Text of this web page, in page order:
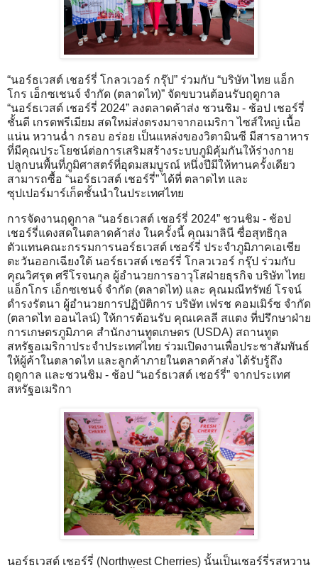
“นอร์ธเวสต์ เชอร์รี่ โกลวเวอร์ กรุ๊ป” ร่วมกับ “บริษัท ไทย แอ็ก
โกร เอ็กซเชนจ์ จำกัด (ตลาดไท)” จัดขบวนต้อนรับฤดูกาล
“นอร์ธเวสต์ เชอร์รี่ 2024” ลงตลาดค้าส่ง ชวนชิม - ช้อป เชอร์รี่
ชั้นดี เกรดพรีเมียม สดใหม่ส่งตรงมาจากอเมริกา ไซส์ใหญ่ เนื้อ
แน่น หวานฉ่ำ กรอบ อร่อย เป็นแหล่งของวิตามินซี มีสารอาหาร
ที่มีคุณประโยชน์ต่อการเสริมสร้างระบบภูมิคุ้มกันให้ร่างกาย
ปลูกบนพื้นที่ภูมิศาสตร์ที่อุดมสมบูรณ์ หนึ่งปีมีให้ทานครั้งเดียว
สามารถซื้อ “นอร์ธเวสต์ เชอร์รี่” ได้ที่ ตลาดไท และ
ซุปเปอร์มาร์เก็ตชั้นนำในประเทศไทย
การจัดงานฤดูกาล “นอร์ธเวสต์ เชอร์รี่ 2024” ชวนชิม - ช้อป
เชอร์รี่แดงสดในตลาดค้าส่ง ในครั้งนี้ คุณมาลินี ซื่อสุทธิกุล
ตัวแทนคณะกรรมการนอร์ธเวสต์ เชอร์รี่ ประจำภูมิภาคเอเชีย
ตะวันออกเฉียงใต้ นอร์ธเวสต์ เชอร์รี่ โกลวเวอร์ กรุ๊ป ร่วมกับ
คุณวิศรุต ศรีโรจนกุล ผู้อำนวยการอาวุโสฝ่ายธุรกิจ บริษัท ไทย
แอ็กโกร เอ็กซเชนจ์ จำกัด (ตลาดไท) และ คุณมณีทรัพย์ โรจน์
ดำรงรัตนา ผู้อำนวยการปฏิบัติการ บริษัท เฟรช คอมเมิร์ซ จำกัด
(ตลาดไท ออนไลน์) ให้การต้อนรับ คุณเคลลี สแตง ที่ปรึกษาฝ่าย
การเกษตรภูมิภาค สำนักงานทูตเกษตร (USDA) สถานทูต
สหรัฐอเมริกาประจำประเทศไทย ร่วมเปิดงานเพื่อประชาสัมพันธ์
ให้ผู้ค้าในตลาดไท และลูกค้าภายในตลาดค้าส่ง ได้รับรู้ถึง
ฤดูกาล และชวนชิม - ช้อป “นอร์ธเวสต์ เชอร์รี่” จากประเทศ
สหรัฐอเมริกา
นอร์ธเวสต์ เชอร์รี่ (Northwest Cherries) นั้นเป็นเชอร์รี่รสหวาน